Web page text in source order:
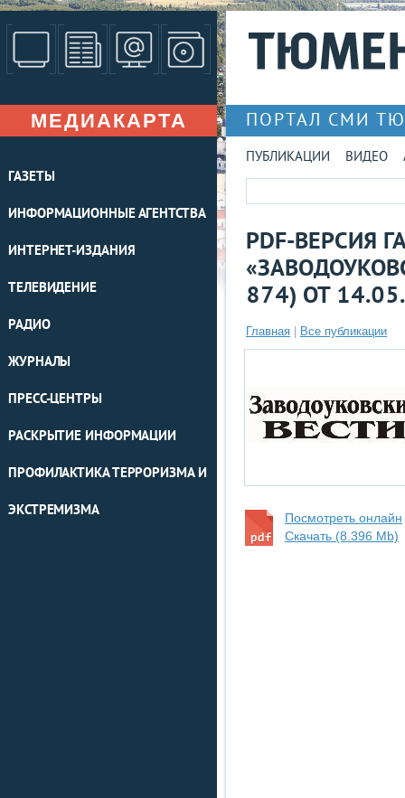
МЕДИАКАРТА
ГАЗЕТЫ
ИНФОРМАЦИОННЫЕ АГЕНТСТВА
ИНТЕРНЕТ-ИЗДАНИЯ
ТЕЛЕВИДЕНИЕ
РАДИО
ЖУРНАЛЫ
ПРЕСС-ЦЕНТРЫ
РАСКРЫТИЕ ИНФОРМАЦИИ
ПРОФИЛАКТИКА ТЕРРОРИЗМА И
ЭКСТРЕМИЗМА
ПОРТАЛ СМИ
ПУБЛИКАЦИИ ВИДЕО
PDF-ВЕРСИЯ
874) ОТ
Главная Все публикации
Посмотреть онлайн
Скачать (8.396 Mb)